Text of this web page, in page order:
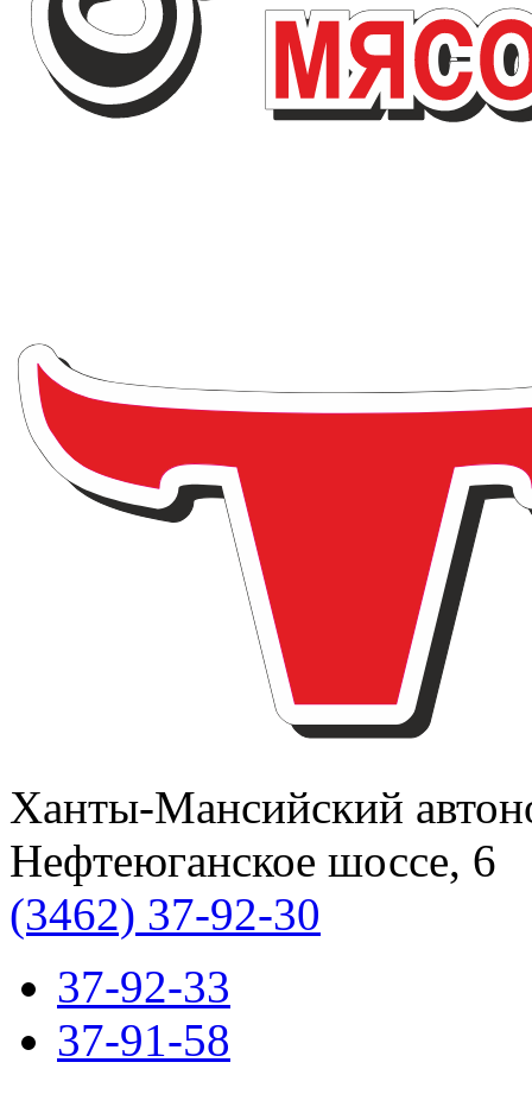
Ханты-Мансийский
Нефтеюганское шоссе, 6
(3462) 37-92-30
37-92-33
37-91-58